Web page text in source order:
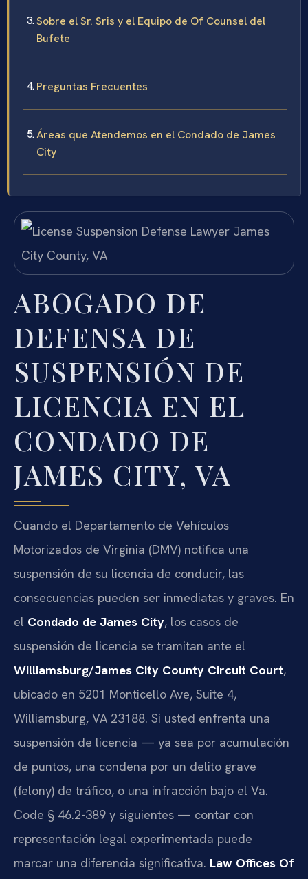
Sobre el Sr. Sris y el Equipo de Of Counsel del
Bufete
Preguntas Frecuentes
Áreas que Atendemos en el Condado de James
City
ABOGADO DE
DEFENSA DE
SUSPENSIÓN DE
LICENCIA EN EL
CONDADO DE
JAMES CITY, VA
Cuando el Departamento de Vehículos
Motorizados de Virginia (DMV) notifica una
suspensión de su licencia de conducir, las
consecuencias pueden ser inmediatas y graves. En
el Condado de James City, los casos de
suspensión de licencia se tramitan ante el
Williamsburg/James City County Circuit Court,
ubicado en 5201 Monticello Ave, Suite 4,
Williamsburg, VA 23188. Si usted enfrenta una
suspensión de licencia — ya sea por acumulación
de puntos, una condena por un delito grave
(felony) de tráfico, o una infracción bajo el Va.
Code § 46.2-389 y siguientes — contar con
representación legal experimentada puede
marcar una diferencia significativa. Law Offices Of